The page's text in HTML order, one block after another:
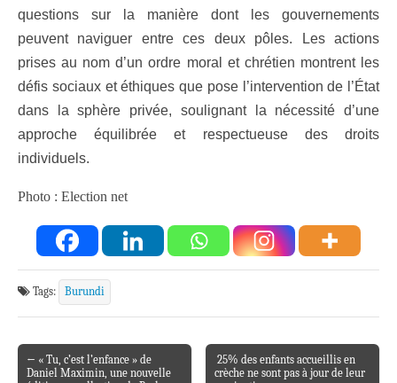
questions sur la manière dont les gouvernements
peuvent naviguer entre ces deux pôles. Les actions
prises au nom d’un ordre moral et chrétien montrent les
défis sociaux et éthiques que pose l’intervention de l’État
dans la sphère privée, soulignant la nécessité d’une
approche équilibrée et respectueuse des droits
individuels.
Photo : Election net
Tags: Burundi
Post navigation
← « Tu, c’est l’enfance » de
Daniel Maximin, une nouvelle
25% des enfants accueillis en
crèche ne sont pas à jour de leur